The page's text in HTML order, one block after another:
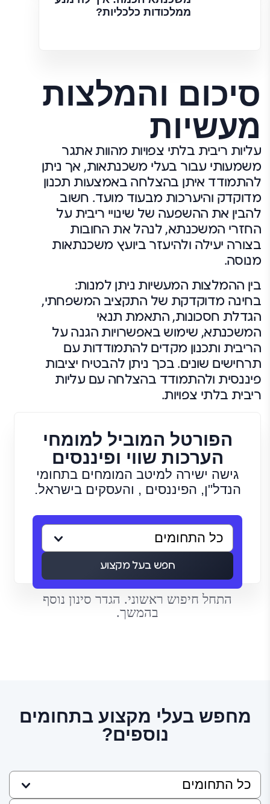
ממלכודות כלכליות?
סיכום והמלצות
מעשיות
עליות ריבית בלתי צפויות מהוות אתגר
משמעותי עבור בעלי משכנתאות, אך ניתן
להתמודד איתן בהצלחה באמצעות תכנון
מדוקדק והיערכות מבעוד מועד. חשוב
להבין את ההשפעה של שינויי ריבית על
החזרי המשכנתא, לנהל את החובות
בצורה יעילה ולהיעזר ביועץ משכנתאות
מנוסה.
בין ההמלצות המעשיות ניתן למנות:
בחינה מדוקדקת של התקציב המשפחתי,
הגדלת חסכונות, התאמת תנאי
המשכנתא, שימוש באפשרויות הגנה על
הריבית ותכנון מקדים להתמודדות עם
תרחישים שונים. בכך ניתן להבטיח יציבות
פיננסית ולהתמודד בהצלחה עם עליות
ריבית בלתי צפויות.
הפורטל המוביל למומחי
הערכות שווי ופיננסים
גישה ישירה למיטב המומחים בתחומי
הנדל"ן, הפיננסים , והעסקים בישראל.
חפש בעל מקצוע
התחל חיפוש ראשוני. הגדר סינון נוסף
בהמשך.
מחפש בעלי מקצוע בתחומים
נוספים?